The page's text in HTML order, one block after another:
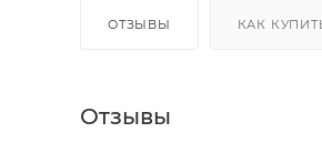
ОТЗЫВЫ КАК
Отзывы